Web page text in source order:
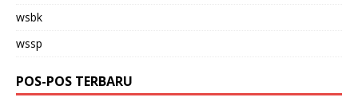
wsbk
wssp
POS-POS TERBARU